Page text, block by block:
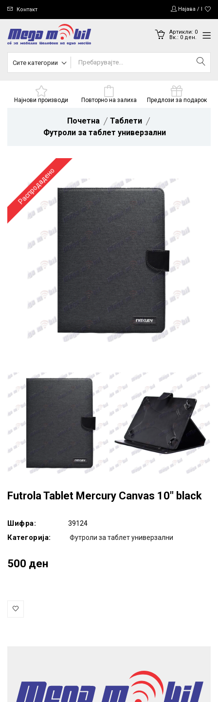
Контакт Најава /
Артикли: 0
Вк.: 0ден.
Сите категории
Најнови производи Повторно на залиха Предлози за подарок
Почетна
Таблети
Футроли за таблет универзални
Распродадено
Futrola Tablet Mercury Canvas 10" black
Шифра: 39124
Категорија: Футроли за таблет универзални
500 ден